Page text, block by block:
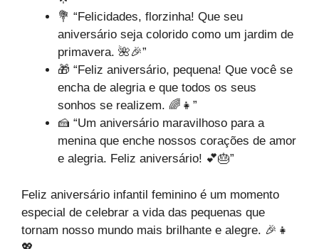
💐 “Felicidades, florzinha! Que seu
aniversário seja colorido como um jardim de
primavera. 🌺🎉”
🎁 “Feliz aniversário, pequena! Que você se
encha de alegria e que todos os seus
sonhos se realizem. 🌈👧”
🍰 “Um aniversário maravilhoso para a
menina que enche nossos corações de amor
e alegria. Feliz aniversário! 💕🎂”
Feliz aniversário infantil feminino é um momento
especial de celebrar a vida das pequenas que
tornam nosso mundo mais brilhante e alegre. 🎉👧